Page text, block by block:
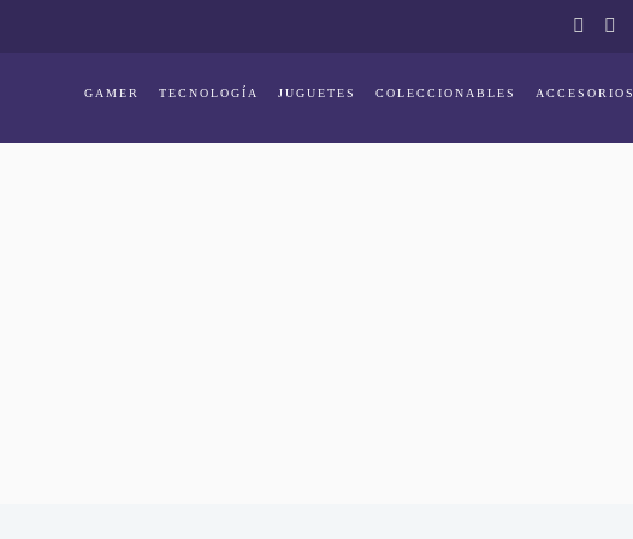
GAMER TECNOLOGÍA JUGUETES COLECCIONABLES ACCESORIOS